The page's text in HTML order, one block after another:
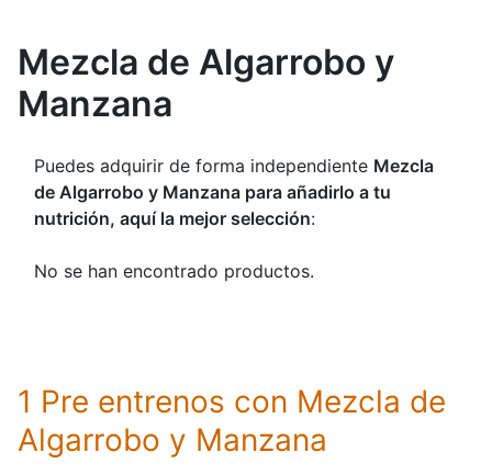
Mezcla de Algarrobo y
Manzana
Puedes adquirir de forma independiente Mezcla
de Algarrobo y Manzana para añadirlo a tu
nutrición, aquí la mejor selección:
No se han encontrado productos.
1 Pre entrenos con Mezcla de
Algarrobo y Manzana